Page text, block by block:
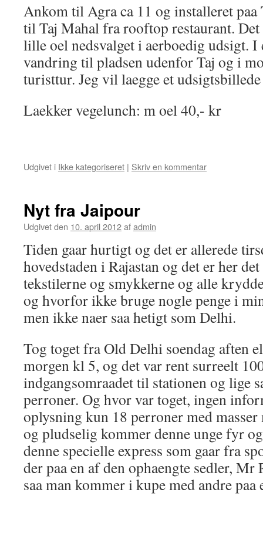
Ankom til Agra ca 11 og installeret paa
til Taj Mahal fra rooftop restaurant.
lille oel nedsvalget i aerboedig udsigt.
vandring til pladsen udenfor Taj og i
turisttur. Jeg vil laegge et udsigtsbillede
Laekker vegelunch: m oel 40,- kr
Udgivet i Ikke kategoriseret | Skriv en kommentar
Nyt fra Jaipour
Udgivet den 10. april 2012afadmin
Tiden gaar hurtigt og det er allerede
hovedstaden i Rajastan og det er her
tekstilerne og smykkerne og alle
og hvorfor ikke bruge nogle penge i
men ikke naer saa hetigt som Delhi.
Tog toget fra Old Delhi soendag aften
morgen kl 5, og det var rent surreelt
indgangsomraadet til stationen og lige
perroner. Og hvor var toget, ingen
oplysning kun 18 perroner med masser
og pludselig kommer denne unge fyr
denne specielle express som gaar fra
der paa en af den ophaengte sedler, Mr
saa man kommer i kupe med andre paa